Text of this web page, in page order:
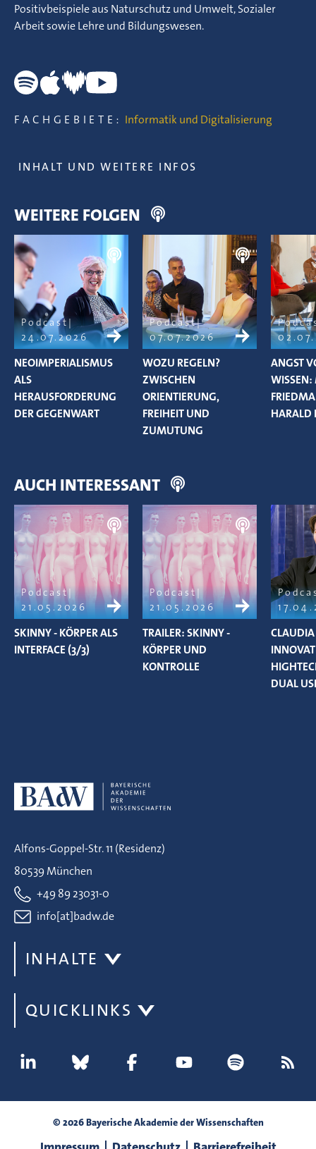
Positivbeispiele aus Naturschutz und Umwelt, Sozialer
Arbeit sowie Lehre und Bildungswesen.
FACHGEBIETE: Informatik und Digitalisierung
INHALT UND WEITERE INFOS
WEITERE FOLGEN
Podcast
24.07.2026
NEOIMPERIALISMUS
ALS
HERAUSFORDERUNG
DER GEGENWART
Podcast
07.07.2026
WOZU REGELN?
ZWISCHEN
ORIENTIERUNG,
FREIHEIT UND
ZUMUTUNG
ANGST
WISSEN:
HARALD
AUCH INTERESSANT
Podcast
21.05.2026
SKINNY - KÖRPER ALS
INTERFACE (3/3)
Podcast
21.05.2026
TRAILER: SKINNY -
KÖRPER UND
KONTROLLE
CLAUDIA
DUAL
Alfons-Goppel-Str. 11 (Residenz)
80539 München
+49 89 23031-0
info[at]badw.de
INHALTE
QUICKLINKS
© 2026 Bayerische Akademie der Wissenschaften